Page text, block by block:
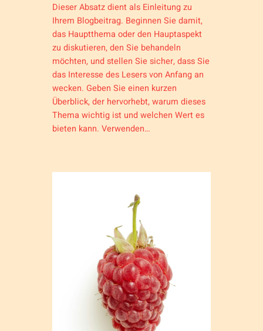
Dieser Absatz dient als Einleitung zu
Ihrem Blogbeitrag. Beginnen Sie damit,
das Hauptthema oder den Hauptaspekt
zu diskutieren, den Sie behandeln
möchten, und stellen Sie sicher, dass Sie
das Interesse des Lesers von Anfang an
wecken. Geben Sie einen kurzen
Überblick, der hervorhebt, warum dieses
Thema wichtig ist und welchen Wert es
bieten kann. Verwenden…